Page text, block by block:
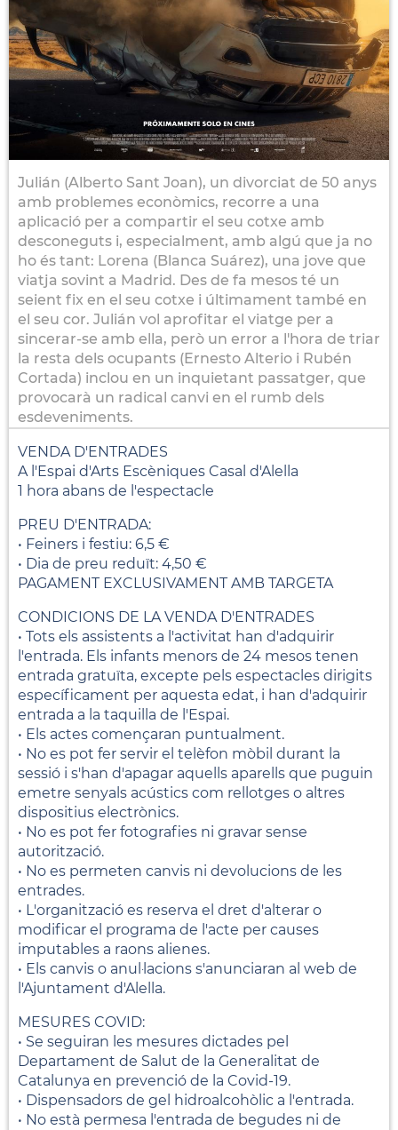
Julián (Alberto Sant Joan), un divorciat de 50 anys
amb problemes econòmics, recorre a una
aplicació per a compartir el seu cotxe amb
desconeguts i, especialment, amb algú que ja no
ho és tant: Lorena (Blanca Suárez), una jove que
viatja sovint a Madrid. Des de fa mesos té un
seient fix en el seu cotxe i últimament també en
el seu cor. Julián vol aprofitar el viatge per a
sincerar-se amb ella, però un error a l'hora de triar
la resta dels ocupants (Ernesto Alterio i Rubén
Cortada) inclou en un inquietant passatger, que
provocarà un radical canvi en el rumb dels
esdeveniments.
VENDA D'ENTRADES
A l'Espai d'Arts Escèniques Casal d'Alella
1 hora abans de l'espectacle
PREU D'ENTRADA:
• Feiners i festiu: 6,5 €
• Dia de preu reduït: 4,50 €
PAGAMENT EXCLUSIVAMENT AMB TARGETA
CONDICIONS DE LA VENDA D'ENTRADES
• Tots els assistents a l'activitat han d'adquirir
l'entrada. Els infants menors de 24 mesos tenen
entrada gratuïta, excepte pels espectacles dirigits
específicament per aquesta edat, i han d'adquirir
entrada a la taquilla de l'Espai.
• Els actes començaran puntualment.
• No es pot fer servir el telèfon mòbil durant la
sessió i s'han d'apagar aquells aparells que puguin
emetre senyals acústics com rellotges o altres
dispositius electrònics.
• No es pot fer fotografies ni gravar sense
autorització.
• No es permeten canvis ni devolucions de les
entrades.
• L'organització es reserva el dret d'alterar o
modificar el programa de l'acte per causes
imputables a raons alienes.
• Els canvis o anul·lacions s'anunciaran al web de
l'Ajuntament d'Alella.
MESURES COVID:
• Se seguiran les mesures dictades pel
Departament de Salut de la Generalitat de
Catalunya en prevenció de la Covid-19.
• Dispensadors de gel hidroalcohòlic a l'entrada.
• No està permesa l'entrada de begudes ni de